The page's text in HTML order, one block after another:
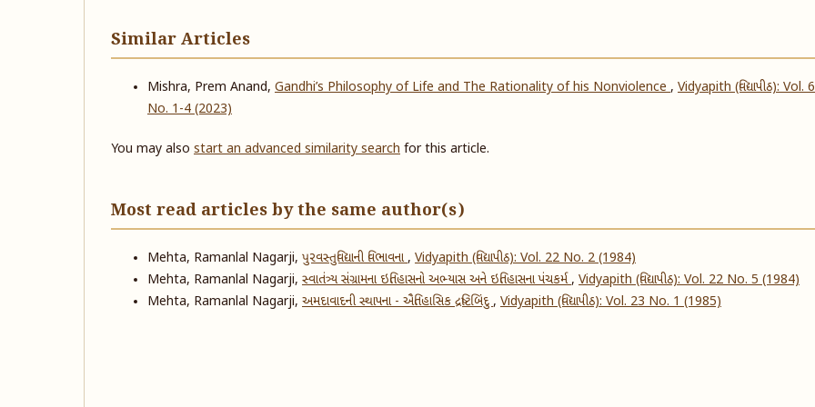
Similar Articles
Mishra, Prem Anand, Gandhi’s Philosophy of Life and The Rationality of his Nonviolence, Vidyapith (વિદ્યાપીઠ): Vol.
No. 1-4 (2023)
You may also start an advanced similarity search for this article.
Most read articles by the same author(s)
Mehta, Ramanlal Nagarji, પુરવસ્તુવિદ્યાની વિભાવના, Vidyapith (વિદ્યાપીઠ): Vol. 22 No. 2 (1984)
Mehta, Ramanlal Nagarji, સ્વાતંત્ર્ય સંગ્રામના ઇતિહાસનો અભ્યાસ અને ઇતિહાસના પંચકર્મ, Vidyapith (વિદ્યાપીઠ): Vol. 22 No. 5 (1984)
Mehta, Ramanlal Nagarji, અમદાવાદની સ્થાપના - ઐતિહાસિક દ્રષ્ટિબિંદુ, Vidyapith (વિદ્યાપીઠ): Vol. 23 No. 1 (1985)